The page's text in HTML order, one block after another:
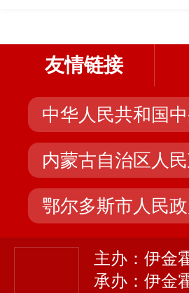
友情链接
中华人民共和国
内蒙古自治区人
鄂尔多斯市人民
主办：伊金
承办：伊金